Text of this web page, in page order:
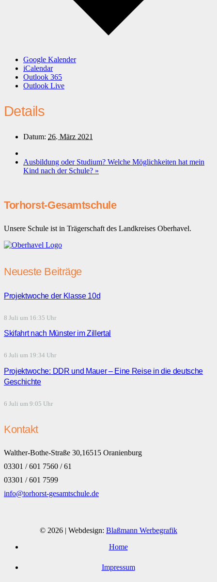
Google Kalender
iCalendar
Outlook 365
Outlook Live
Details
Datum: 26. März 2021
Ausbildung oder Studium? Welche Möglichkeiten hat mein
Kind nach der Schule? »
Torhorst-Gesamtschule
Unsere Schule ist in Trägerschaft des Landkreises Oberhavel.
Neueste Beiträge
Projektwoche der Klasse 10d
8 Juli um 16:35 Uhr
Skifahrt nach Münster im Zillertal
6 Juli um 19:34 Uhr
Projektwoche: DDR und Mauer – Eine Reise in die deutsche
Geschichte
6 Juli um 9:05 Uhr
Kontakt
Walther-Bothe-Straße 30,16515 Oranienburg
03301 / 601 7560 / 61
03301 / 601 7599
info@torhorst-gesamtschule.de
© 2026 | Webdesign: Blaßmann Werbegrafik
Home
Impressum